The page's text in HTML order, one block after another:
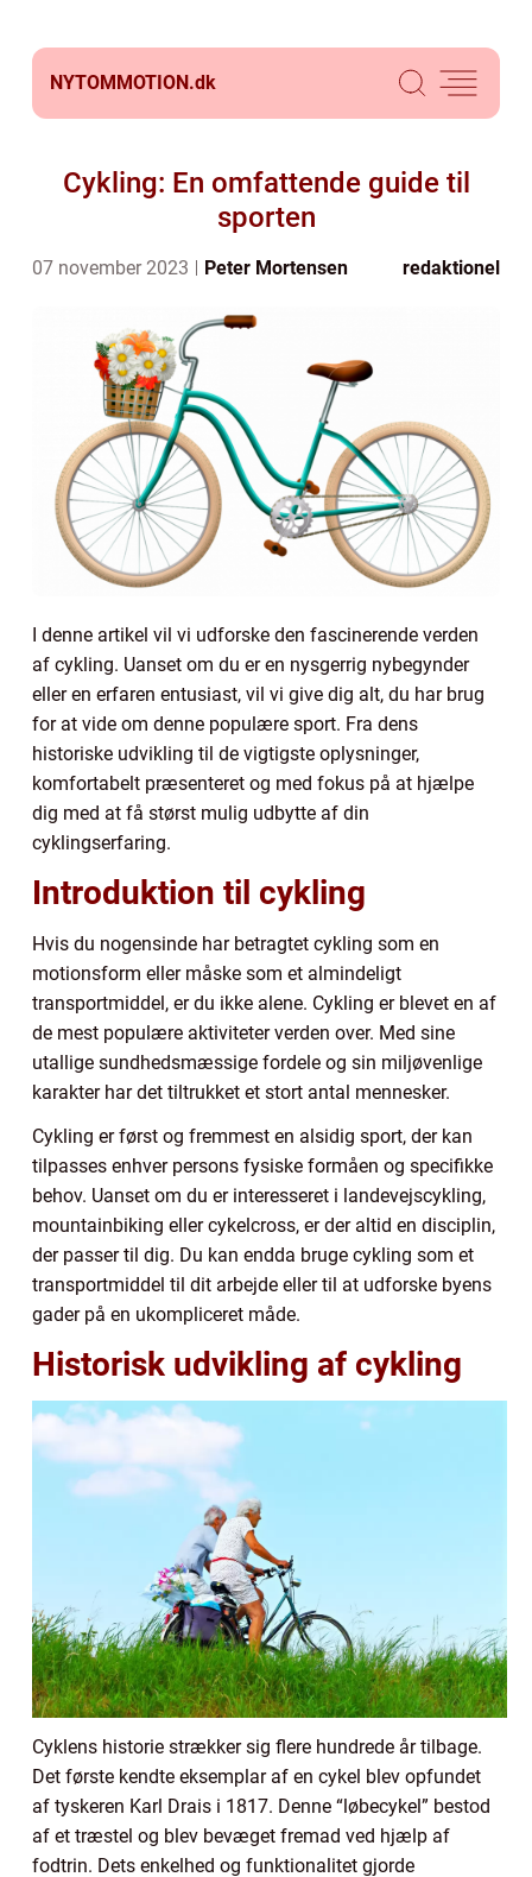
NYTOMMOTION.dk
Cykling: En omfattende guide til
sporten
07 november 2023 Peter Mortensen redaktionel
I denne artikel vil vi udforske den fascinerende verden
af cykling. Uanset om du er en nysgerrig nybegynder
eller en erfaren entusiast, vil vi give dig alt, du har brug
for at vide om denne populære sport. Fra dens
historiske udvikling til de vigtigste oplysninger,
komfortabelt præsenteret og med fokus på at hjælpe
dig med at få størst mulig udbytte af din
cyklingserfaring.
Introduktion til cykling
Hvis du nogensinde har betragtet cykling som en
motionsform eller måske som et almindeligt
transportmiddel, er du ikke alene. Cykling er blevet en af
de mest populære aktiviteter verden over. Med sine
utallige sundhedsmæssige fordele og sin miljøvenlige
karakter har det tiltrukket et stort antal mennesker.
Cykling er først og fremmest en alsidig sport, der kan
tilpasses enhver persons fysiske formåen og specifikke
behov. Uanset om du er interesseret i landevejscykling,
mountainbiking eller cykelcross, er der altid en disciplin,
der passer til dig. Du kan endda bruge cykling som et
transportmiddel til dit arbejde eller til at udforske byens
gader på en ukompliceret måde.
Historisk udvikling af cykling
Cyklens historie strækker sig flere hundrede år tilbage.
Det første kendte eksemplar af en cykel blev opfundet
af tyskeren Karl Drais i 1817. Denne “løbecykel” bestod
af et træstel og blev bevæget fremad ved hjælp af
fodtrin. Dets enkelhed og funktionalitet gjorde